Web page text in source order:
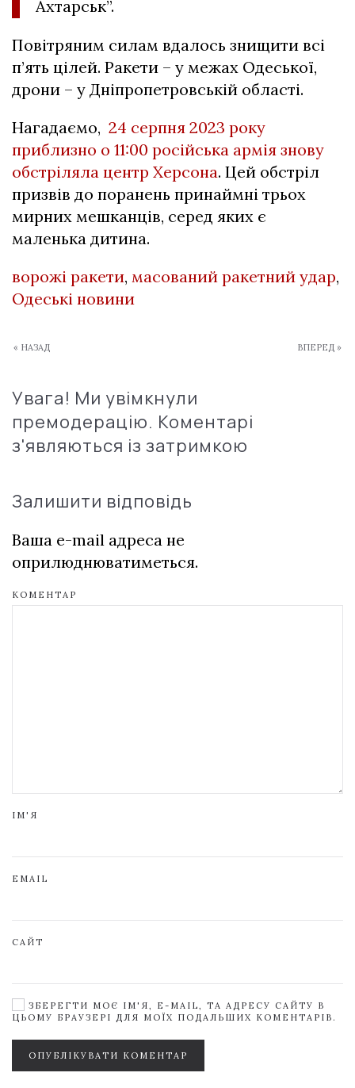
Ахтарськ”.
Повітряним силам вдалось знищити всі
п’ять цілей. Ракети – у межах Одеської,
дрони – у Дніпропетровській області.
Нагадаємо, 24 серпня 2023 року
приблизно о 11:00 російська армія знову
обстріляла центр Херсона. Цей обстріл
призвів до поранень принаймні трьох
мирних мешканців, серед яких є
маленька дитина.
ворожі ракети, масований ракетний удар,
Одеські новини
« НАЗАД ВПЕРЕД »
Увага! Ми увімкнули
премодерацію. Коментарі
з'являються із затримкою
Залишити відповідь
Ваша e-mail адреса не
оприлюднюватиметься.
КОМЕНТАР
ІМ'Я
EMAIL
САЙТ
ЗБЕРЕГТИ МОЄ ІМ'Я, E-MAIL, ТА АДРЕСУ САЙТУ В
ЦЬОМУ БРАУЗЕРІ ДЛЯ МОЇХ ПОДАЛЬШИХ КОМЕНТАРІВ.
ОПУБЛІКУВАТИ КОМЕНТАР